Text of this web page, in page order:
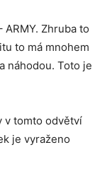
Zhruba to
to má mnohem
náhodou. Toto je
v tomto odvětví
je vyraženo